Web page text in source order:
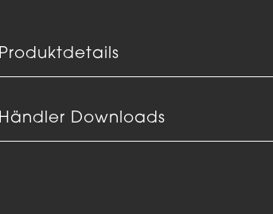
Produktdetails
Händler Downloads